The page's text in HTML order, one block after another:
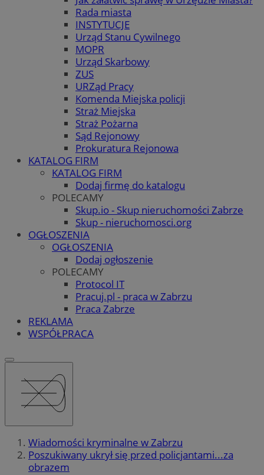
Rada miasta
INSTYTUCJE
Urząd Stanu Cywilnego
MOPR
Urząd Skarbowy
ZUS
URZąd Pracy
Komenda Miejska policji
Straż Miejska
Straż Pożarna
Sąd Rejonowy
Prokuratura Rejonowa
KATALOG FIRM
KATALOG FIRM
Dodaj firmę do katalogu
POLECAMY
Skup.io - Skup nieruchomości Zabrze
Skup - nieruchomosci.org
OGŁOSZENIA
OGŁOSZENIA
Dodaj ogłoszenie
POLECAMY
Protocol IT
Pracuj.pl - praca w Zabrzu
Praca Zabrze
REKLAMA
WSPÓŁPRACA
Wiadomości kryminalne w Zabrzu
Poszukiwany ukrył się przed policjantami...za
obrazem